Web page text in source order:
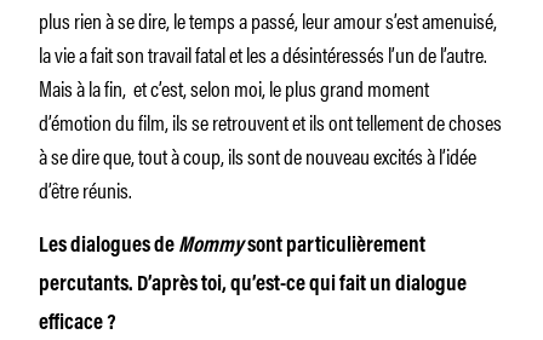
plus rien à se dire, le temps a passé, leur amour s’est amenuisé,
la vie a fait son travail fatal et les a désintéressés l’un de l’autre.
Mais à la fin, et c’est, selon moi, le plus grand moment
d’émotion du film, ils se retrouvent et ils ont tellement de choses
à se dire que, tout à coup, ils sont de nouveau excités à l’idée
d’être réunis.
Les dialogues de Mommysont particulièrement
percutants. D’après toi, qu’est-ce qui fait un dialogue
efficace ?